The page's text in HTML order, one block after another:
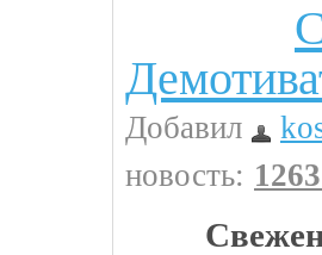
Добавил
новость: